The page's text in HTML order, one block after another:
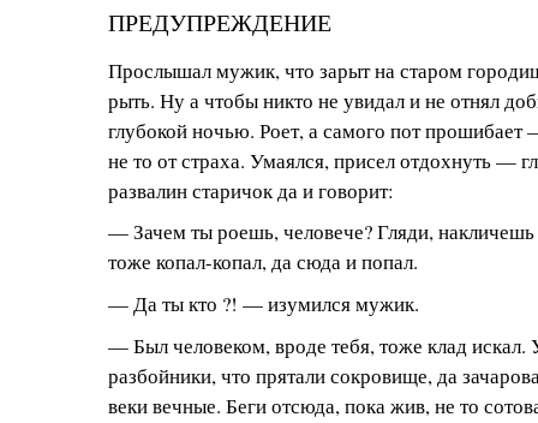
ПРЕДУПРЕЖДЕНИЕ
Прослышал мужик, что зарыт на старом
рыть. Ну а чтобы никто не увидал и не отнял
глубокой ночью. Роет, а самого пот прошибает
не то от страха. Умаялся, присел отдохнуть —
развалин старичок да и говорит:
— Зачем ты роешь, человече? Гляди, накличешь
тоже копал-копал, да сюда и попал.
— Да ты кто ?! — изумился мужик.
— Был человеком, вроде тебя, тоже клад искал.
разбойники, что прятали сокровище, да
веки вечные. Беги отсюда, пока жив, не то